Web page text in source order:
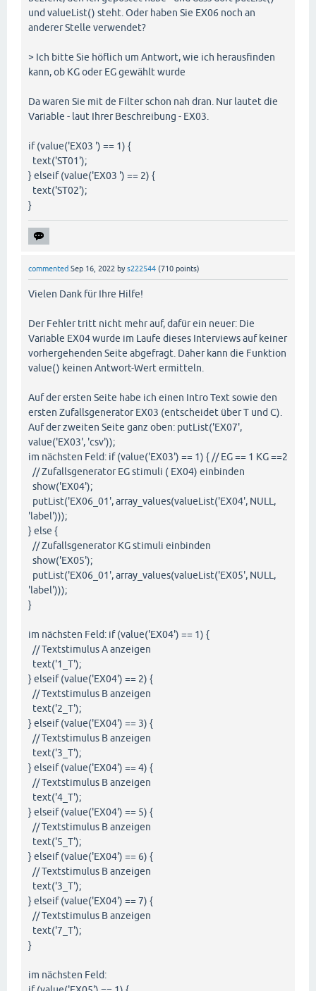
und valueList() steht. Oder haben Sie EX06 noch an
anderer Stelle verwendet?
> Ich bitte Sie höflich um Antwort, wie ich herausfinden
kann, ob KG oder EG gewählt wurde
Da waren Sie mit de Filter schon nah dran. Nur lautet die
Variable - laut Ihrer Beschreibung - EX03.
if (value('EX03 ') == 1) {
text('ST01');
} elseif (value('EX03 ') == 2) {
text('ST02');
}
commented Sep 16, 2022 bys222544 (710 points)
Vielen Dank für Ihre Hilfe!
Der Fehler tritt nicht mehr auf, dafür ein neuer: Die
Variable EX04 wurde im Laufe dieses Interviews auf keiner
vorhergehenden Seite abgefragt. Daher kann die Funktion
value() keinen Antwort-Wert ermitteln.
Auf der ersten Seite habe ich einen Intro Text sowie den
ersten Zufallsgenerator EX03 (entscheidet über T und C).
Auf der zweiten Seite ganz oben: putList('EX07',
value('EX03', 'csv'));
im nächsten Feld: if (value('EX03') == 1) { // EG == 1 KG ==2
// Zufallsgenerator EG stimuli ( EX04) einbinden
show('EX04');
putList('EX06_01', array_values(valueList('EX04', NULL,
'label')));
} else {
// Zufallsgenerator KG stimuli einbinden
show('EX05');
putList('EX06_01', array_values(valueList('EX05', NULL,
'label')));
}
im nächsten Feld: if (value('EX04') == 1) {
// Textstimulus A anzeigen
text('1_T');
} elseif (value('EX04') == 2) {
// Textstimulus B anzeigen
text('2_T');
} elseif (value('EX04') == 3) {
// Textstimulus B anzeigen
text('3_T');
} elseif (value('EX04') == 4) {
// Textstimulus B anzeigen
text('4_T');
} elseif (value('EX04') == 5) {
// Textstimulus B anzeigen
text('5_T');
} elseif (value('EX04') == 6) {
// Textstimulus B anzeigen
text('3_T');
} elseif (value('EX04') == 7) {
// Textstimulus B anzeigen
text('7_T');
}
im nächsten Feld: